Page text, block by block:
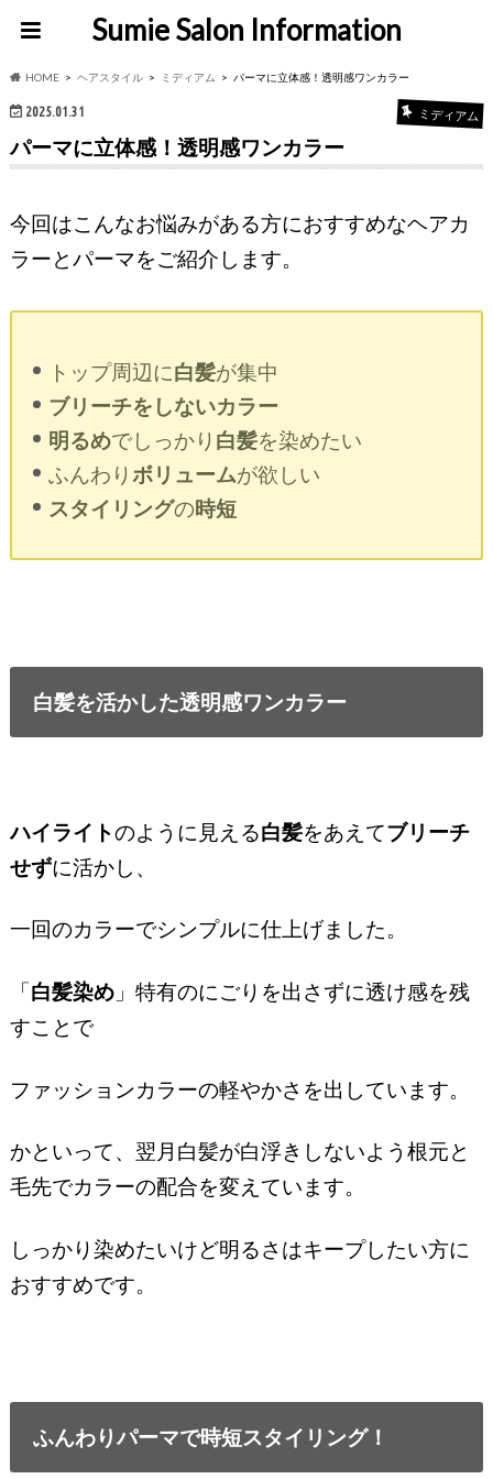
Sumie Salon Information
HOME ヘアスタイル ミディアム パーマに立体感！透明感ワンカラー
2025.01.31 ミディアム
パーマに立体感！透明感ワンカラー
今回はこんなお悩みがある方におすすめなヘアカ
ラーとパーマをご紹介します。
トップ周辺に白髪が集中
ブリーチをしないカラー
明るめでしっかり 白髪を染めたい
ふんわりボリュームが欲しい
スタイリングの時短
白髪を活かした透明感ワンカラー
ハイライトのように見える白髪をあえてブリーチ
せずに活かし、
一回のカラーでシンプルに仕上げました。
「白髪染め」特有のにごりを出さずに透け感を残
すことで
ファッションカラーの軽やかさを出しています。
かといって、翌月白髪が白浮きしないよう根元と
毛先でカラーの配合を変えています。
しっかり染めたいけど明るさはキープしたい方に
おすすめです。
ふんわりパーマで時短スタイリング！